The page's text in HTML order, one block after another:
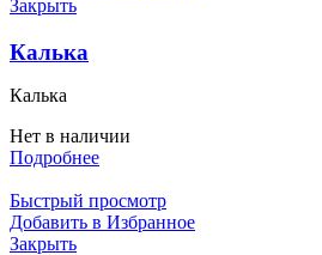
Закрыть
Калька
Калька
Нет в наличии
Подробнее
Быстрый просмотр
Добавить в Избранное
Закрыть